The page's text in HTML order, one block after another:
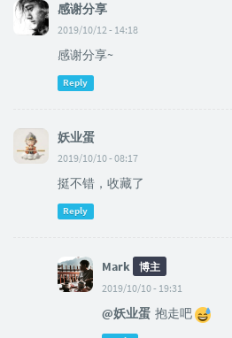
感谢分享
2019/10/12 - 14:18
感谢分享~
Reply
妖业蛋
2019/10/10 - 08:17
挺不错，收藏了
Reply
Mark
博主
2019/10/10 - 19:31
@妖业蛋 抱走吧